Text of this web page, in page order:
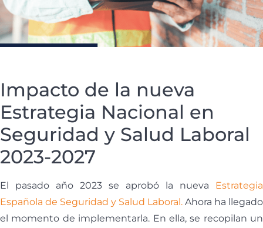
Impacto de la nueva
Estrategia Nacional en
Seguridad y Salud Laboral
2023-2027
El pasado año 2023 se aprobó la nueva Estrategia
Española de Seguridad y Salud Laboral. Ahora ha llegado
el momento de implementarla. En ella, se recopilan un